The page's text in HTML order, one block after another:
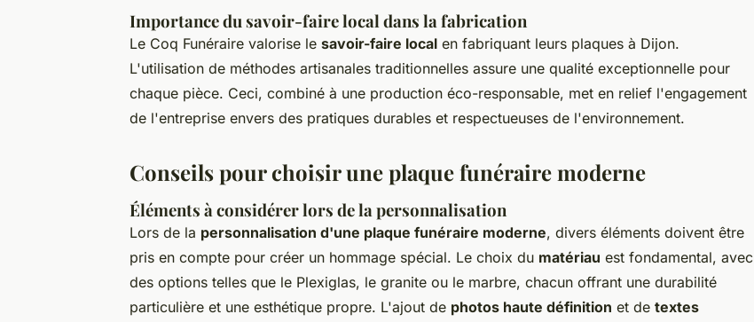
Importance du savoir-faire local dans la fabrication
Le Coq Funéraire valorise le savoir-faire local en fabriquant leurs plaques à Dijon.
L'utilisation de méthodes artisanales traditionnelles assure une qualité exceptionnelle pour
chaque pièce. Ceci, combiné à une production éco-responsable, met en relief l'engagement
de l'entreprise envers des pratiques durables et respectueuses de l'environnement.
Conseils pour choisir une plaque funéraire moderne
Éléments à considérer lors de la personnalisation
Lors de la personnalisation d'une plaque funéraire moderne, divers éléments doivent être
pris en compte pour créer un hommage spécial. Le choix du matériau est fondamental, avec
des options telles que le Plexiglas, le granite ou le marbre, chacun offrant une durabilité
particulière et une esthétique propre. L'ajout de photos haute définition et de textes